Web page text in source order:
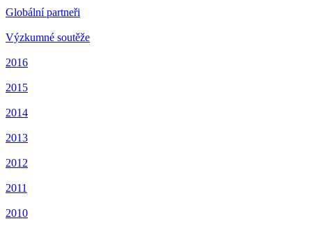
Globální partneři
Výzkumné soutěže
2016
2015
2014
2013
2012
2011
2010